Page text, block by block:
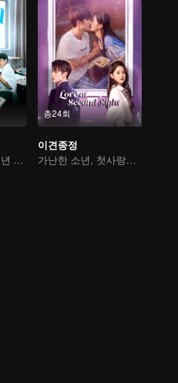
만령의 주인 vs 소년 장군
총24회
이견종정
가난한 소년, 첫사랑을 쫓는 재벌로 변신